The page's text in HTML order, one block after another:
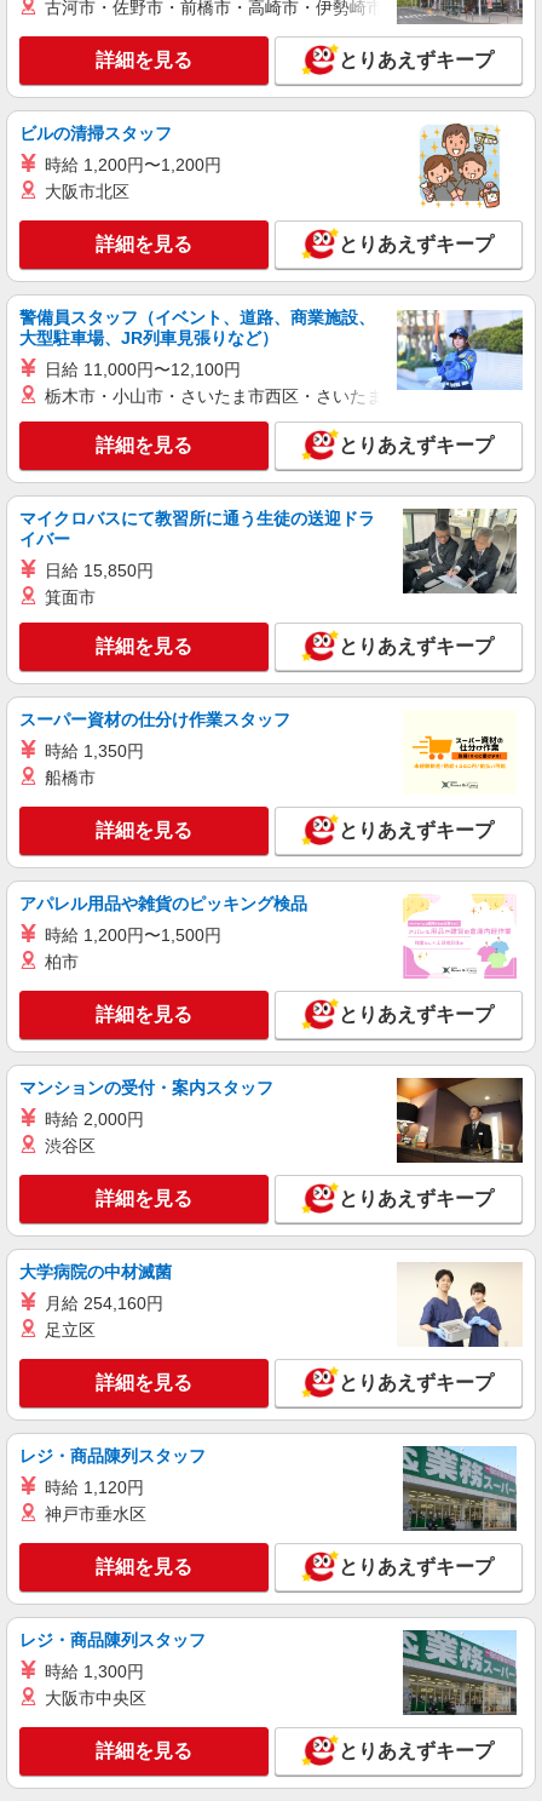
キープ 詳細を見る
派遣社員
株式会社kotrio /●FK-H-2012218
水巻町｜未経験でも大丈夫◎研修が手厚い有料
住宅の介護♪
時給1450円〜2062円 ＜日払い有/週払い有/交
遠賀郡芦屋町 車通勤OK
キープ 詳細を見る
株式会社kotrio /●FK-H-2011948
≪水巻町≫夜勤なし！未経験・ブランクOKの
時給1450円〜2062円 ＜日払い有/週払い有/交
通費全支給(ガソリン代含む)＞
遠賀郡芦屋町 車通勤OK
キープ 詳細を見る
派遣社員
株式会社kotrio /●FK-H-2009526
向かう先は、笑顔の待つ場所！デイサービスの
サポート＆送迎STAFF
時給1450円〜2062円 ＜日払い有/週払い有/交
キープ 詳細を見る
派遣社員
株式会社kotrio /●FK-H-2051067
タイパ最強！希望の働き方が叶う有料住宅のス
時給1450円〜2062円 ＜日払い有/週払い有/交
通費全支給(ガソリン代含む)＞
遠賀郡芦屋町 車通勤OK
キープ 詳細を見る
派遣社員
株式会社kotrio /●FK-H-2068588
水巻町のデイサービス♪日勤のみ！残業ゼロで
趣味も満喫
時給1450円〜2062円 ＜日払い有/週払い有/交
通費全支給(ガソリン代含む)＞
詳細を見る
派遣社員
株式会社ブレイブ（マイナビグループ）/MDK40
介護スタッフ ◆デイサービス、サービス付き
高齢者向け住宅、グループホームなど様々な勤
未経験：時給1250〜1450円（資格・経験によ
る） 経験者：時給1450〜1650円（資格・経験によ
る） ◎月収例 時給1650円×1日8時間×22日（週5
日）＝29万400円 ◆昇給あり ◆支払い方法 ※日払
い/週払い/月払い対応も可能です。詳しくは面談時
にご相談ください。 ◆交通費：別途全額支給 ※当
福岡県水巻町 【最寄駅】 ◆JR筑豊本線「東水
巻駅」 ◆JR鹿児島本線「水巻駅」 ★その他、近
隣に多数勤務地あります！
キープ 詳細を見る
古河市・佐野市・前橋市・高崎市・伊勢崎市・太田市・館林市
詳細を見る とりあえずキープ
ビルの清掃スタッフ
時給 1,200円〜1,200円
大阪市北区
詳細を見る とりあえずキープ
警備員スタッフ（イベント、道路、商業施設、
大型駐車場、JR列車見張りなど）
日給 11,000円〜12,100円
栃木市・小山市・さいたま市西区・さいたま市岩槻区・久喜市・
詳細を見る とりあえずキープ
マイクロバスにて教習所に通う生徒の送迎ドラ
イバー
日給 15,850円
箕面市
詳細を見る とりあえずキープ
スーパー資材の仕分け作業スタッフ
時給 1,350円
船橋市
詳細を見る とりあえずキープ
アパレル用品や雑貨のピッキング検品
時給 1,200円〜1,500円
柏市
詳細を見る とりあえずキープ
マンションの受付・案内スタッフ
時給 2,000円
渋谷区
詳細を見る とりあえずキープ
大学病院の中材滅菌
月給 254,160円
足立区
詳細を見る とりあえずキープ
レジ・商品陳列スタッフ
時給 1,120円
神戸市垂水区
詳細を見る とりあえずキープ
レジ・商品陳列スタッフ
時給 1,300円
大阪市中央区
詳細を見る とりあえずキープ